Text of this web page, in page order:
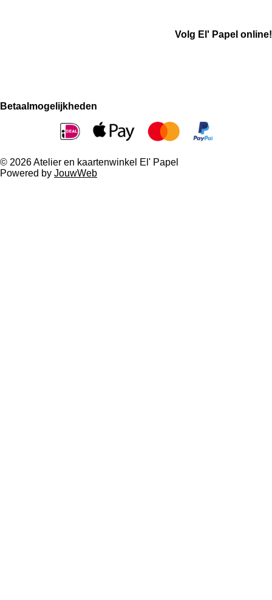
Volg El' Papel online!
e
t
m
Betaalmogelijkheden
© 2026 Atelier en kaartenwinkel El' Papel
Powered by JouwWeb